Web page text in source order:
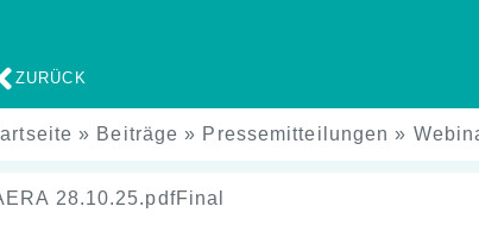
ZURÜCK
» Beiträge » Pressemitteilungen »
28.10.25.pdfFinal